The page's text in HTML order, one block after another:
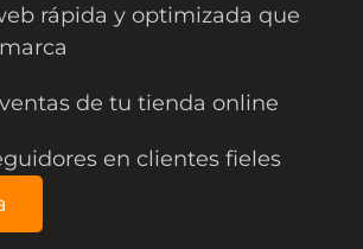
rápida y optimizada que
de tu tienda online
en clientes fieles